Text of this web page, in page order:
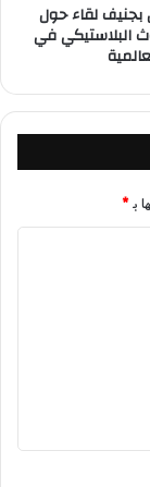
بجنيف لقاء حول
البلاستيكي في
بـ*